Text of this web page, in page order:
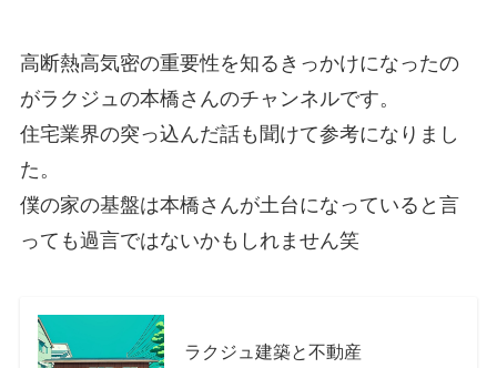
高断熱高気密の重要性を知るきっかけになったの
がラクジュの本橋さんのチャンネルです。
住宅業界の突っ込んだ話も聞けて参考になりまし
た。
僕の家の基盤は本橋さんが土台になっていると言
っても過言ではないかもしれません笑
ラクジュ建築と不動産